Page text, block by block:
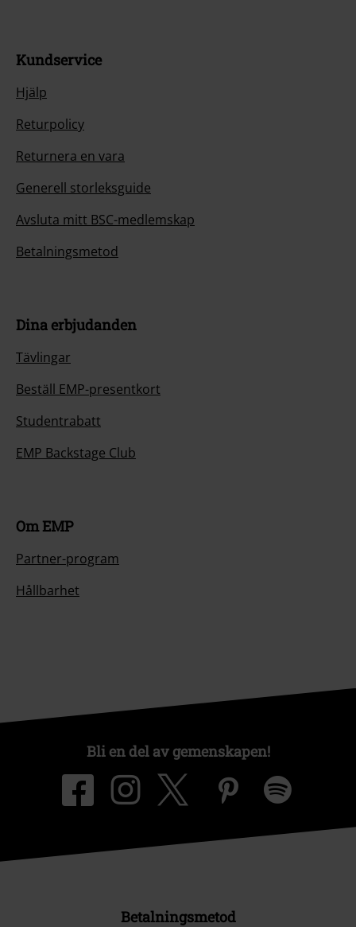
Kundservice
Hjälp
Returpolicy
Returnera en vara
Generell storleksguide
Avsluta mitt BSC-medlemskap
Betalningsmetod
Dina erbjudanden
Tävlingar
Beställ EMP-presentkort
Studentrabatt
EMP Backstage Club
Om EMP
Partner-program
Hållbarhet
Bli en del av gemenskapen!
Betalningsmetod